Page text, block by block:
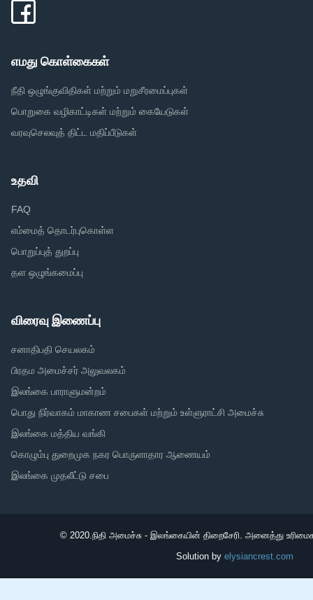
எமது கொள்கைகள்
நீதி ஒழுங்குவிதிகள் மற்றும் மறுசீரமைப்புகள்
பொறுகை வழிகாட்டிகள் மற்றும் கையேடுகள்
வரவுசெலவுத் திட்ட மதிப்பீடுகள்
உதவி
FAQ
எம்மைத் தொடர்புகொள்ள
பொறுப்புத் துறப்பு
தள ஒழுங்கமைப்பு
விரைவு இணைப்பு
சனாதிபதி செயலகம்
பிரதம அமைச்சர் அலுவலகம்
இலங்கை பாராளுமன்றம்
பொது நிர்வாகம் மாகாண சபைகள் மற்றும் உள்ளுராட்சி அமைச்சு
இலங்கை மத்திய வங்கி
கொழும்பு துறைமுக நகர பொருளாதார ஆணையம்
இலங்கை முதலீட்டு சபை
© 2020.நிதி அமைச்சு - இலங்கையின் திறைசேரி. அனைத்து
Solution by elysiancrest.com